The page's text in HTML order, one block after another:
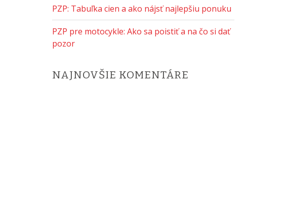
PZP: Tabuľka cien a ako nájsť najlepšiu ponuku
PZP pre motocykle: Ako sa poistiť a na čo si dať
pozor
NAJNOVŠIE KOMENTÁRE